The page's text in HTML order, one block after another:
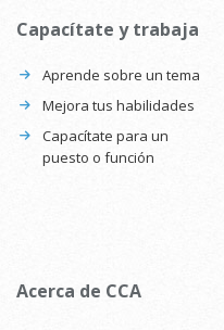
Capacítate y trabaja
Aprende sobre un tema
Mejora tus habilidades
Capacítate para un
puesto o función
Acerca de CCA